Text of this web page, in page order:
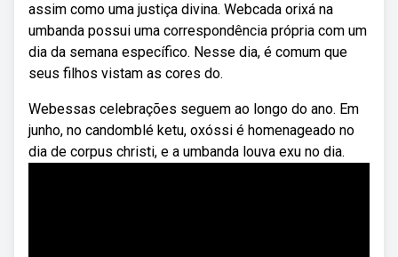
assim como uma justiça divina. Webcada orixá na
umbanda possui uma correspondência própria com um
dia da semana específico. Nesse dia, é comum que
seus filhos vistam as cores do.
Webessas celebrações seguem ao longo do ano. Em
junho, no candomblé ketu, oxóssi é homenageado no
dia de corpus christi, e a umbanda louva exu no dia.